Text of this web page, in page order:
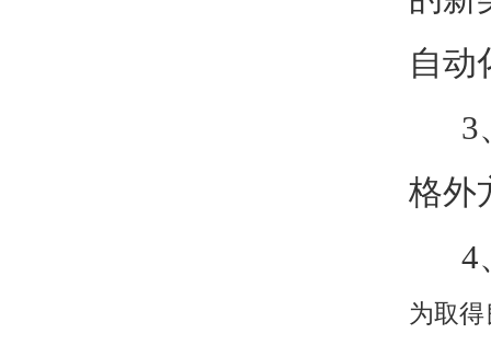
自动
3、
格外
4、
为取